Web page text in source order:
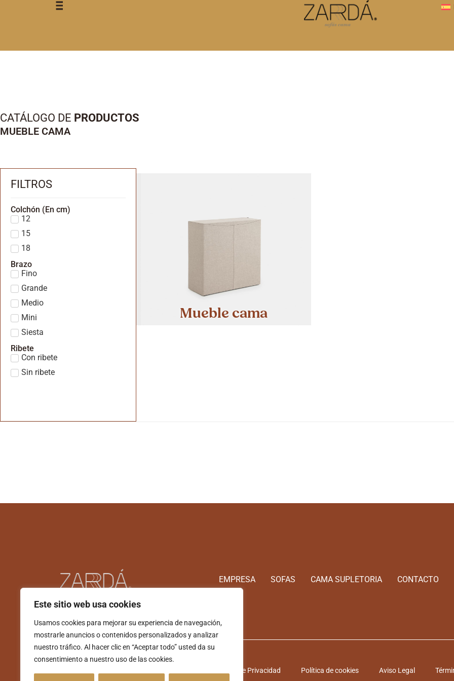
Este sitio web usa cookies
Usamos cookies para mejorar su experiencia de navegación,
mostrarle anuncios o contenidos personalizados y analizar
nuestro tráfico. Al hacer clic en “Aceptar todo” usted da su
consentimiento a nuestro uso de las cookies.
CATÁLOGO DE PRODUCTOS
MUEBLE CAMA
FILTROS
Colchón (En cm)
12
15
18
Brazo
Fino
Grande
Medio
Mini
Siesta
Ribete
Con ribete
Sin ribete
Mueble cama
EMPRESA SOFAS CAMA SUPLETORIA CONTACTO
Política de Privacidad Política de cookies Aviso Legal